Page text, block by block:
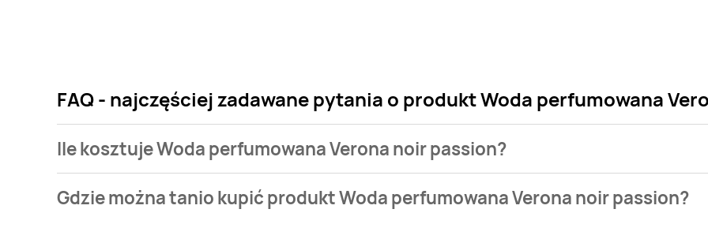
FAQ - najczęściej zadawane pytania o produkt Woda perfumowana
Ile kosztuje Woda perfumowana Verona noir passion?
oferta, jaką mamy w naszej bazie jest z sieciHebe. Woda perfumowana Verona noir passion kosztuje aktualnie
Gdzie można tanio kupić produkt Woda perfumowana Verona noir passion?